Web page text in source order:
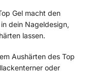
Gel macht den
dein Nageldesign,
lassen.
Aushärten des Top
oder